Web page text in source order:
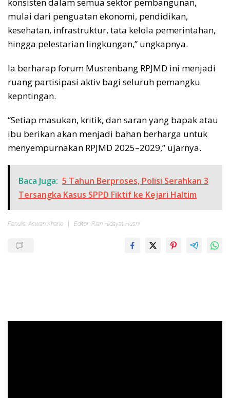
konsisten dalam semua sektor pembangunan,
mulai dari penguatan ekonomi, pendidikan,
kesehatan, infrastruktur, tata kelola pemerintahan,
hingga pelestarian lingkungan,” ungkapnya.
Ia berharap forum Musrenbang RPJMD ini menjadi
ruang partisipasi aktiv bagi seluruh pemangku
kepntingan.
“Setiap masukan, kritik, dan saran yang bapak atau
ibu berikan akan menjadi bahan berharga untuk
menyempurnakan RPJMD 2025–2029,” ujarnya.
Baca Juga: 5 Tahun Berproses, Polisi Serahkan 3
Tersangka Kasus SPPD Fiktif ke Kejari Haltim
Penulis: Aswan Kharie Editor: Rian Hidayat Husni